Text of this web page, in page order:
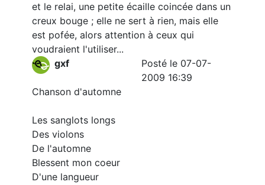
et le relai, une petite écaille coincée dans un
creux bouge ; elle ne sert à rien, mais elle
est pofée, alors attention à ceux qui
voudraient l'utiliser...
gxf
Posté le 07-07-
2009 16:39
Chanson d'automne
Les sanglots longs
Des violons
De l'automne
Blessent mon coeur
D'une langueur